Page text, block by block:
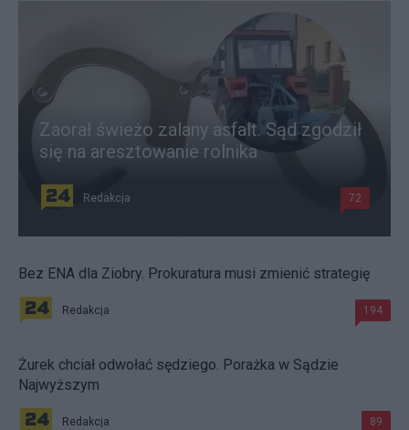
Zaorał świeżo zalany asfalt. Sąd zgodził
się na aresztowanie rolnika
Redakcja 72
Bez ENA dla Ziobry. Prokuratura musi zmienić strategię
Redakcja 194
Żurek chciał odwołać sędziego. Porażka w Sądzie
Najwyższym
Redakcja 89